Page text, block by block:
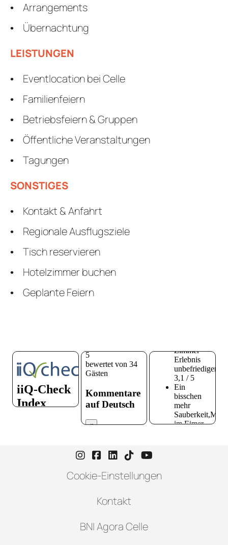
Arrangements
Übernachtung
LEISTUNGEN
Eventlocation bei Celle
Familienfeiern
Betriebsfeiern & Gruppen
Öffentliche Veranstaltungen
Tagungen
SONSTIGES
Kontakt & Anfahrt
Regionale Ausflugsziele
Tisch reservieren
Hotelzimmer buchen
Geplante Feiern
Cookie-Einstellungen
Kontakt
BNI Agora Celle
Instagram-Seite von Hotel zur
Facebook-Seite von Hotel
LinkedIn-Seite von
TikTok-Seite von
YouTube-Seite